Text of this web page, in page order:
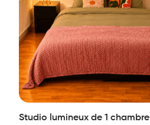
Studio lumineux de 1 chambre